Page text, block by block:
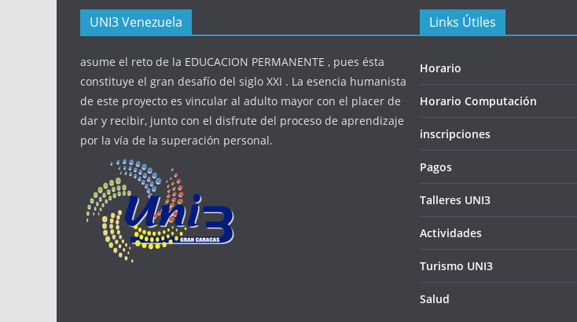
UNI3 Venezuela
asume el reto de la EDUCACION PERMANENTE , pues ésta
constituye el gran desafío del siglo XXI . La esencia humanista
de este proyecto es vincular al adulto mayor con el placer de
dar y recibir, junto con el disfrute del proceso de aprendizaje
por la vía de la superación personal.
Links Útiles
Horario
Horario Computación
inscripciones
Pagos
Talleres UNI3
Actividades
Turismo UNI3
Salud